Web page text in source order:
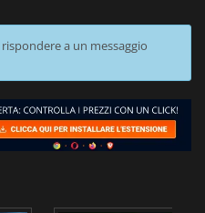
a un messaggio